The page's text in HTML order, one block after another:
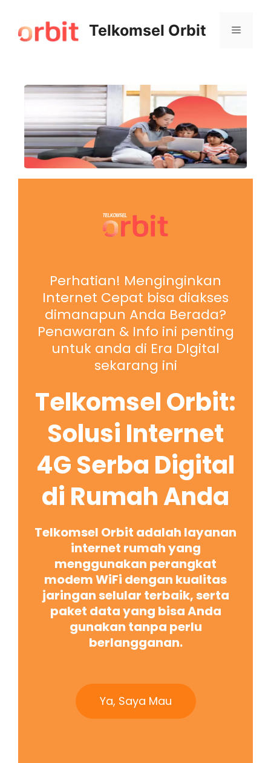
Telkomsel Orbit
Perhatian! Menginginkan
Internet Cepat bisa diakses
dimanapun Anda Berada?
Penawaran & Info ini penting
untuk anda di Era DIgital
sekarang ini
Telkomsel Orbit:
Solusi Internet
4G Serba Digital
di Rumah Anda
Telkomsel Orbit adalah layanan
internet rumah yang
menggunakan perangkat
modem WiFi dengan kualitas
jaringan selular terbaik, serta
paket data yang bisa Anda
gunakan tanpa perlu
berlangganan.
Ya, Saya Mau